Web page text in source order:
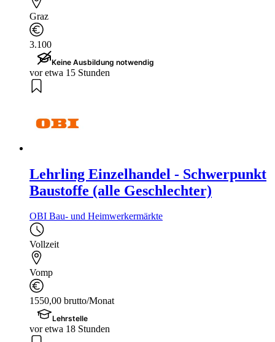
Graz
3.100
Keine Ausbildung notwendig
vor etwa 15 Stunden
Lehrling Einzelhandel - Schwerpunkt
Baustoffe (alle Geschlechter)
OBI Bau- und Heimwerkermärkte
Vollzeit
Vomp
1550,00 brutto/Monat
Lehrstelle
vor etwa 18 Stunden